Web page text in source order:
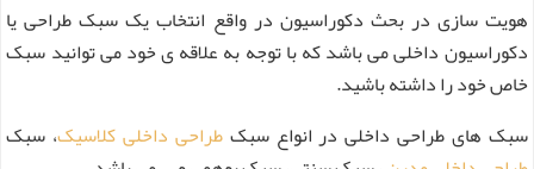
هویت سازی در بحث دکوراسیون در واقع انتخاب یک سبک طراحی یا
دکوراسیون داخلی می باشد که با توجه به علاقه ی خود می توانید سبک
خاص خود را داشته باشید.
سبک های طراحی داخلی در انواع سبکطراحی داخلی کلاسیک، سبک